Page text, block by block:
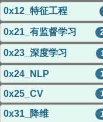
0x12_特征工程
0x21_有监督学习
0x23_深度学习
0x24_NLP
0x25_CV
0x31_降维